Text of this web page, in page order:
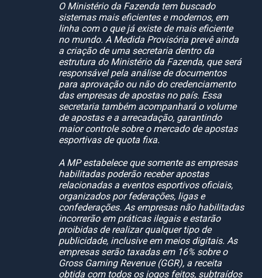
O Ministério da Fazenda tem buscado
sistemas mais eficientes e modernos, em
linha com o que já existe de mais eficiente
no mundo. A Medida Provisória prevê ainda
a criação de uma secretaria dentro da
estrutura do Ministério da Fazenda, que será
responsável pela análise de documentos
para aprovação ou não do credenciamento
das empresas de apostas no país. Essa
secretaria também acompanhará o volume
de apostas e a arrecadação, garantindo
maior controle sobre o mercado de apostas
esportivas de quota fixa.
A MP estabelece que somente as empresas
habilitadas poderão receber apostas
relacionadas a eventos esportivos oficiais,
organizados por federações, ligas e
confederações. As empresas não habilitadas
incorrerão em práticas ilegais e estarão
proibidas de realizar qualquer tipo de
publicidade, inclusive em meios digitais. As
empresas serão taxadas em 16% sobre o
Gross Gaming Revenue (GGR), a receita
obtida com todos os jogos feitos, subtraídos